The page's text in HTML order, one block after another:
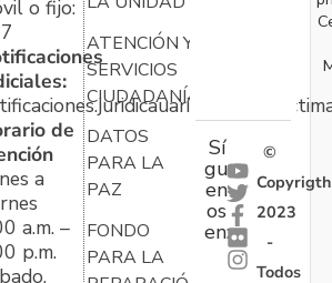
o fijo:
de
a
a.m. –
p.m.
ATENCIÓN Y
SERVICIOS
CIUDADANÍA
DATOS
PARA LA
PAZ
FONDO
PARA LA
Sí
gu
en
os
en:
©
Copyrigth
2023
-
Todos